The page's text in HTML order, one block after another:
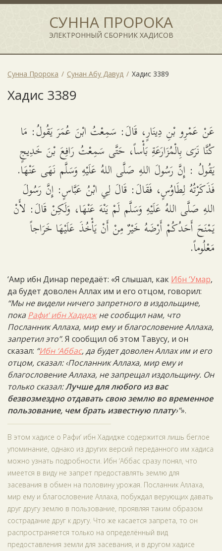
СУННА ПРОРОКА
ЭЛЕКТРОННЫЙ СБОРНИК ХАДИСОВ
Сунна Пророка Сунан Абу Давуд Хадис 3389
Хадис 3389
عَنْ عَمْرِو بْنِ دِينَارٍ، قَالَ: سَمِعْتُ ابْنَ عُمَرَ يَقُولُ: مَا
كُنَّا نَرَى بِالْمُزَارَعَةِ بَأْساً، حَتَّى سَمِعْتُ رَافِعَ بْنَ خَدِيجٍ
يَقُولُ : إِنَّ رَسُولَ اللهِ صَلَّى اللهُ عَلَيْهِ وَسَلَّم نَهَى عَنْهَا.
فَذَكَرْتُهُ لِطَاوُسٍ، فَقَالَ: قَالَ لِي ابْنُ عَبَّاسٍ: إِنَّ رَسُولَ
اللهِ صَلَّى اللهُ عَلَيْهِ وَسَلَّم لَمْ يَنْهَ عَنْهَا، وَلَكِنْ قَالَ: لأَنْ
يَمْنَحَ أَحَدُكُمْ أَرْضَهُ خَيْرٌ مِنْ أَنْ يَأْخُذَ عَلَيْهَا خَرَاجاً
مَعْلُوماً.
‘Амр ибн Динар передаёт: «Я слышал, как Ибн ‘Умар,
да будет доволен Аллах им и его отцом, говорил:
“Мы не видели ничего запретного в издольщине,
пока Рафи‘ ибн Хадиджне сообщил нам, что
Посланник Аллаха, мир ему и благословение Аллаха,
запретил это”. Я сообщил об этом Тавусу, и он
сказал: “Ибн ‘Аббас, да будет доволен Аллах им и его
отцом, сказал: ‹Посланник Аллаха, мир ему и
благословение Аллаха, не запрещал издольщину. Он
только сказал:Лучше для любого из вас
безвозмездно отдавать свою землю во временное
пользование, чем брать известную плату›”».
В этом хадисе о Рафи‘ ибн Хадидже содержится лишь беглое
упоминание, однако из других версий переданного им хадиса
можно узнать подробности. Ибн ‘Аббас сразу понял, что
имеется в виду не запрет предоставлять землю для
засевания в обмен на половину урожая. Посланник Аллаха,
мир ему и благословение Аллаха, побуждал верующих давать
друг другу землю в пользование, проявляя таким образом
сострадание друг к другу. Что же касается запрета, то он
распространяется только на определённый вид
предоставления земли для засевания, и в другом хадисе